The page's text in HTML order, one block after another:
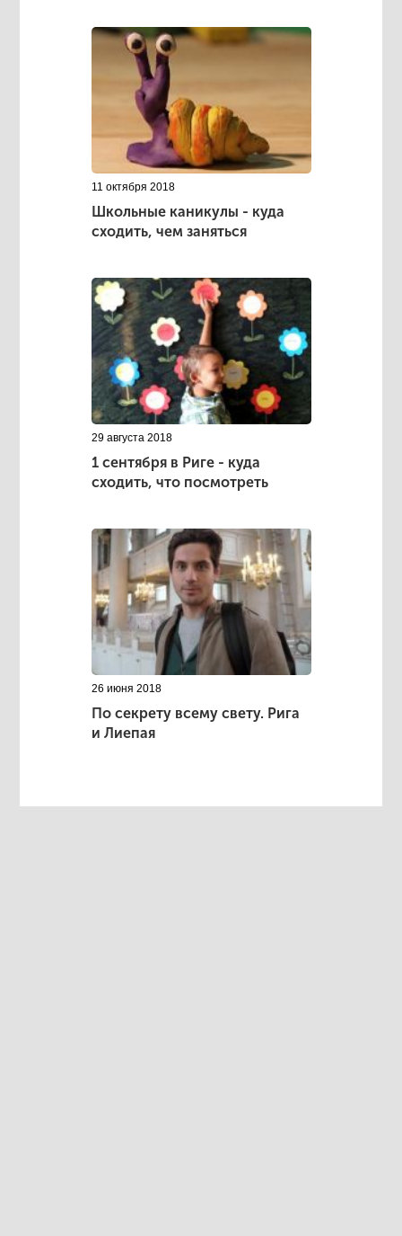
11 октября 2018
Школьные каникулы - куда
сходить, чем заняться
29 августа 2018
1 сентября в Риге - куда
сходить, что посмотреть
26 июня 2018
По секрету всему свету. Рига
и Лиепая